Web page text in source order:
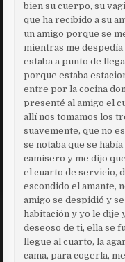
bien su cuerpo, su
que ha recibido a su
un amigo porque se
mientras me
estaba a punto de
porque estaba
entre por la cocina
presenté al amigo el
allí nos tomamos los
suavemente, que no
se notaba que se
camisero y me dijo
el cuarto de servicio,
escondido el amante,
amigo se despidió y
habitación y yo le dije
deseoso de ti, ella se
llegue al cuarto, la
cama, para cogerla,